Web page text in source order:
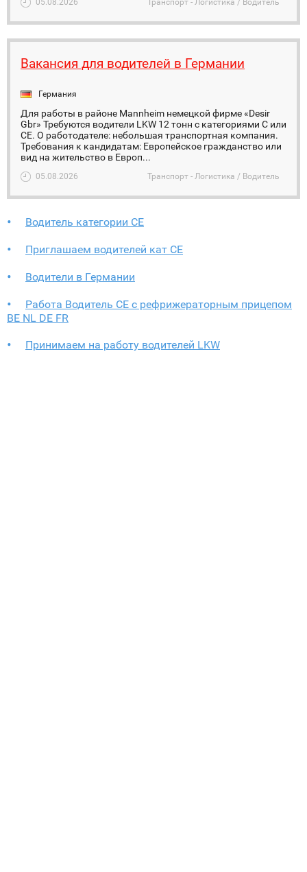
05.08.2026 Транспорт - Логистика / Водитель
Вакансия для водителей в Германии
Германия
Для работы в районе Mannheim немецкой фирме «Desir
Gbr» Требуются водители LKW 12 тонн с категориями С или
СЕ. О работодателе: небольшая транспортная компания.
Требования к кандидатам: Европейское гражданство или
вид на жительство в Европ...
05.08.2026 Транспорт - Логистика / Водитель
Водитель категории СЕ
Приглашаем водителей кат СЕ
Водители в Германии
Работа Водитель CE с рефрижераторным прицепом
BE NL DE FR
Принимаем на работу водителей LKW